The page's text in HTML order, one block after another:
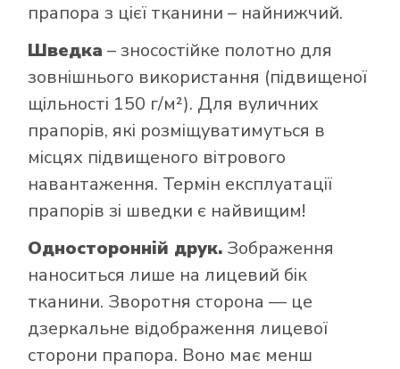
прапора з цієї тканини – найнижчий.
Шведка – зносостійке полотно для
зовнішнього використання (підвищеної
щільності 150 г/м²). Для вуличних
прапорів, які розміщуватимуться в
місцях підвищеного вітрового
навантаження. Термін експлуатації
прапорів зі шведки є найвищим!
Односторонній друк. Зображення
наноситься лише на лицевий бік
тканини. Зворотня сторона — це
дзеркальне відображення лицевої
сторони прапора. Воно має менш